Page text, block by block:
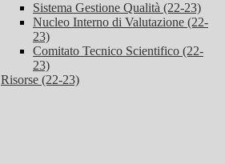
Sistema Gestione Qualità (22-23)
Nucleo Interno di Valutazione (22-
23)
Comitato Tecnico Scientifico (22-
23)
Risorse (22-23)